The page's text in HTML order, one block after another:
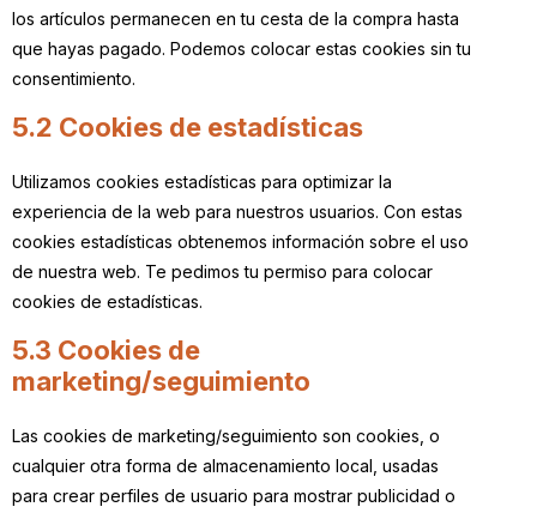
los artículos permanecen en tu cesta de la compra hasta
que hayas pagado. Podemos colocar estas cookies sin tu
consentimiento.
5.2 Cookies de estadísticas
Utilizamos cookies estadísticas para optimizar la
experiencia de la web para nuestros usuarios. Con estas
cookies estadísticas obtenemos información sobre el uso
de nuestra web. Te pedimos tu permiso para colocar
cookies de estadísticas.
5.3 Cookies de
marketing/seguimiento
Las cookies de marketing/seguimiento son cookies, o
cualquier otra forma de almacenamiento local, usadas
para crear perfiles de usuario para mostrar publicidad o